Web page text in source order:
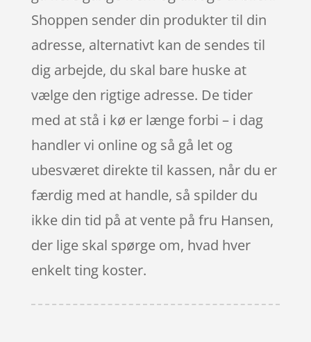
Shoppen sender din produkter til din
adresse, alternativt kan de sendes til
dig arbejde, du skal bare huske at
vælge den rigtige adresse. De tider
med at stå i kø er længe forbi – i dag
handler vi online og så gå let og
ubesværet direkte til kassen, når du er
færdig med at handle, så spilder du
ikke din tid på at vente på fru Hansen,
der lige skal spørge om, hvad hver
enkelt ting koster.